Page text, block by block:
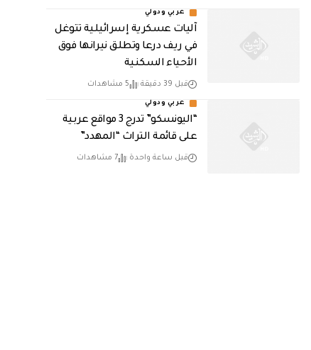
عربي ودولي
آليات عسكرية إسرائيلية تتوغل
في ريف درعا وتطلق نيرانها فوق
الأحياء السكنية
قبل 39 دقيقة 5 مشاهدات
عربي ودولي
“اليونسكو” تدرج 3 مواقع عربية
على قائمة التراث “المهدد”
قبل ساعة واحدة 7 مشاهدات